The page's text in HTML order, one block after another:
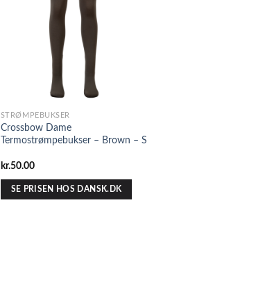
STRØMPEBUKSER
Crossbow Dame
Termostrømpebukser – Brown – S
kr.50.00
SE PRISEN HOS DANSK.DK